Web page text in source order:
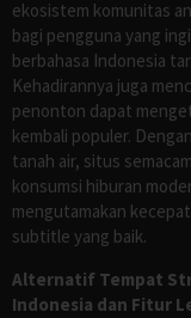
ekosistem komunitas
bagi pengguna yang
berbahasa Indonesia
Kehadirannya juga
penonton dapat
kembali populer.
tanah air, situs
konsumsi hiburan
mengutamakan
subtitle yang baik.
Alternatif Tempat
Indonesia dan Fitur